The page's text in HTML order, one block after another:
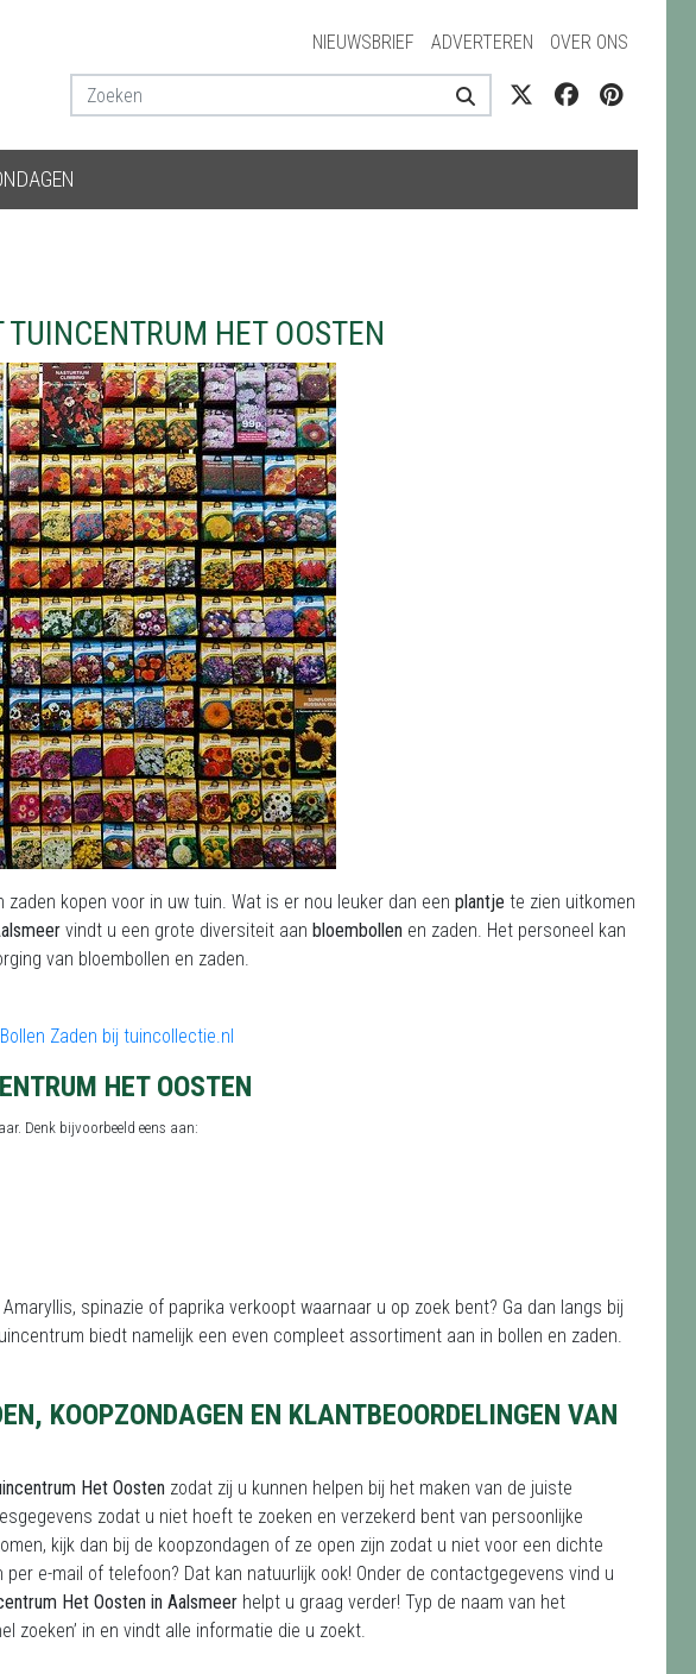
NIEUWSBRIEF ADVERTEREN OVER ONS
HET OOSTEN
kopen voor in uw tuin. Wat is er nou leuker dan een plantje te zien uitkomen
vindt u een grote diversiteit aan bloembollen en zaden. Het personeel kan
van bloembollen en zaden.
HET OOSTEN
Denk bijvoorbeeld eens aan:
spinazie of paprika verkoopt waarnaar u op zoek bent? Ga dan langs bij
biedt namelijk een even compleet assortiment aan in bollen en zaden.
KOOPZONDAGEN EN KLANTBEOORDELINGEN VAN
Het Oosten zodat zij u kunnen helpen bij het maken van de juiste
zodat u niet hoeft te zoeken en verzekerd bent van persoonlijke
kijk dan bij de koopzondagen of ze open zijn zodat u niet voor een dichte
e-mail of telefoon? Dat kan natuurlijk ook! Onder de contactgegevens vind u
Het Oosten in Aalsmeer helpt u graag verder! Typ de naam van het
zoeken’ in en vindt alle informatie die u zoekt.